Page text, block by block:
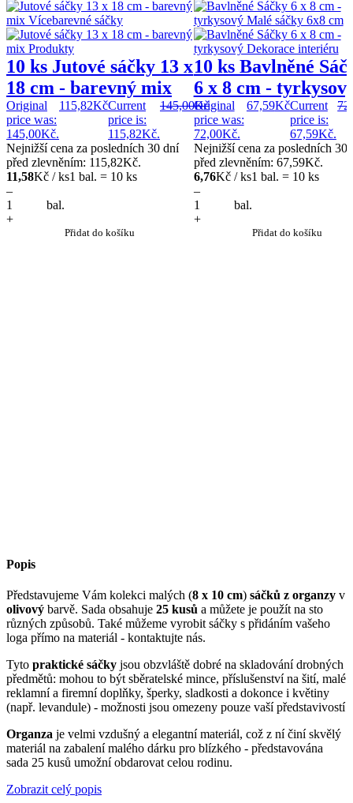
10 ks Jutové sáčky 13 x
18 cm - barevný mix
145,00Kč
Original
price was:
145,00Kč.
115,82KčCurrent
price is:
115,82Kč.
Nejnižší cena za posledních 30 dní
před zlevněním: 115,82Kč.
11,58Kč / ks1 bal. = 10 ks
–
bal.
+
Přidat do košíku
10 ks Bavlněné
6 x 8 cm -
Original
price was:
72,00Kč.
67,59KčCurrent
price is:
67,59Kč.
Nejnižší cena za posledních 30
před zlevněním: 67,59Kč.
6,76Kč / ks1 bal. = 10 ks
–
bal.
+
Přidat do košíku
Popis
Představujeme Vám kolekci malých (8 x 10 cm) sáčků z organzy v
olivový barvě. Sada obsahuje 25 kusů a můžete je použít na sto
různých způsobů. Také můžeme vyrobit sáčky s přidáním vašeho
loga přímo na materiál - kontaktujte nás.
Tyto praktické sáčky jsou obzvláště dobré na skladování drobných
předmětů: mohou to být sběratelské mince, příslušenství na šití, malé
reklamní a firemní doplňky, šperky, sladkosti a dokonce i květiny
(např. levandule) - možnosti jsou omezeny pouze vaší představivostí
Organza je velmi vzdušný a elegantní materiál, což z ní činí skvělý
materiál na zabalení malého dárku pro blízkého - představována
sada 25 kusů umožní obdarovat celou rodinu.
Zobrazit celý popis